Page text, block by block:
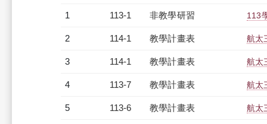
1 113-1 非教學研習 113
2 114-1 教學計畫表 航太
3 114-1 教學計畫表 航太
4 113-7 教學計畫表 航太
5 113-6 教學計畫表 航太